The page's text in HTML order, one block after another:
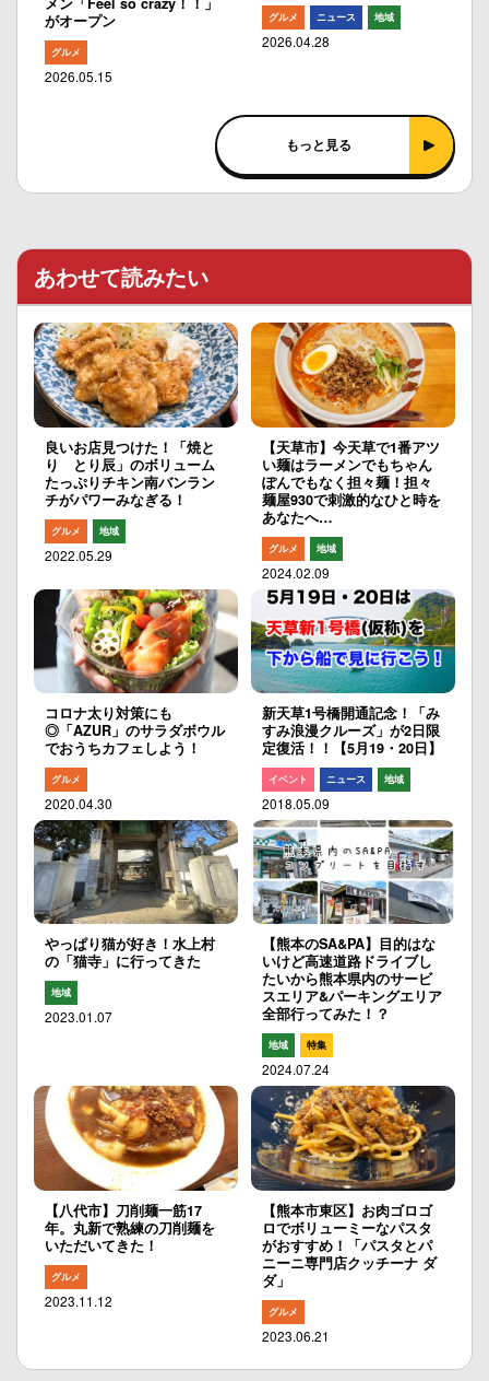
がオープン
グルメ
2026.05.15
グルメ ニュース 地域
2026.04.28
もっと見る
あわせて読みたい
良いお店見つけた！「焼と
り とり辰」のボリューム
たっぷりチキン南バンラン
チがパワーみなぎる！
グルメ 地域
2022.05.29
【天草市】今天草で1番アツ
い麺はラーメンでもちゃん
ぽんでもなく担々麺！担々
麺屋930で刺激的なひと時を
あなたへ…
グルメ 地域
2024.02.09
コロナ太り対策にも
◎「AZUR」のサラダボウル
でおうちカフェしよう！
グルメ
2020.04.30
新天草1号橋開通記念！「み
すみ浪漫クルーズ」が2日限
定復活！！【5月19・20日】
イベント ニュース 地域
2018.05.09
やっぱり猫が好き！水上村
の「猫寺」に行ってきた
地域
2023.01.07
【熊本のSA&PA】目的はな
いけど高速道路ドライブし
たいから熊本県内のサービ
スエリア&パーキングエリア
全部行ってみた！？
地域 特集
2024.07.24
【八代市】刀削麺一筋17
年。丸新で熟練の刀削麺を
いただいてきた！
グルメ
2023.11.12
【熊本市東区】お肉ゴロゴ
ロでボリューミーなパスタ
がおすすめ！「パスタとパ
ニーニ専門店クッチーナ ダ
ダ」
グルメ
2023.06.21